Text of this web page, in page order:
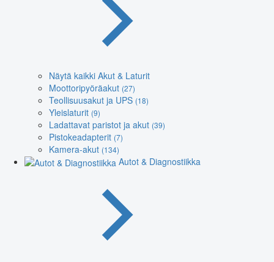
Näytä kaikki Akut & Laturit
Moottoripyöräakut (27)
Teollisuusakut ja UPS (18)
Yleislaturit (9)
Ladattavat paristot ja akut (39)
Pistokeadapterit (7)
Kamera-akut (134)
Autot & Diagnostiikka